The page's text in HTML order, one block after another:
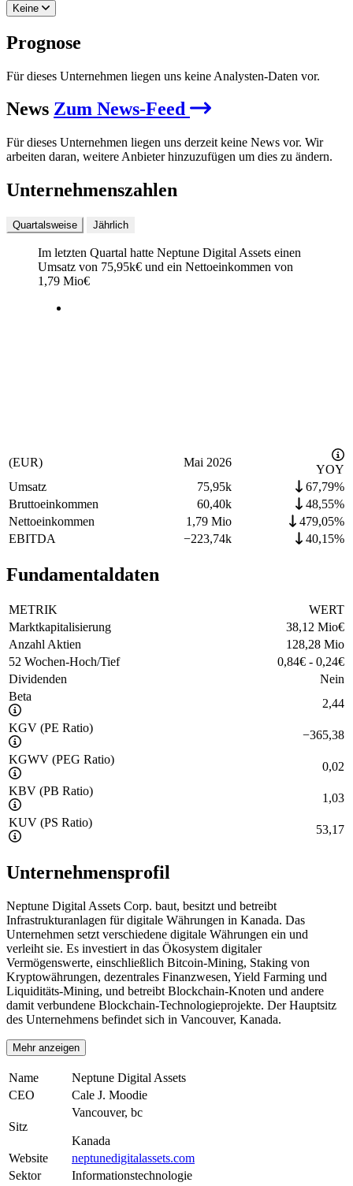
Keine
Prognose
Für dieses Unternehmen liegen uns keine Analysten-Daten vor.
News Zum News-Feed
Für dieses Unternehmen liegen uns derzeit keine News vor. Wir
arbeiten daran, weitere Anbieter hinzuzufügen um dies zu ändern.
Unternehmenszahlen
Quartalsweise Jährlich
Im letzten Quartal hatte Neptune Digital Assets einen
Umsatz von 75,95k€ und ein Nettoeinkommen von
1,79 Mio€
(EUR) Mai 2026
YOY
Umsatz
75,95k
67,79%
Bruttoeinkommen
60,40k
48,55%
Nettoeinkommen
1,79 Mio
479,05%
EBITDA
−223,74k 40,15%
Fundamentaldaten
METRIK
WERT
Marktkapitalisierung
38,12 Mio€
Anzahl Aktien
128,28 Mio
52 Wochen-Hoch/Tief
0,84€ - 0,24€
Dividenden
Nein
Beta
2,44
KGV (PE Ratio)
−365,38
KGWV (PEG Ratio)
0,02
KBV (PB Ratio)
1,03
KUV (PS Ratio)
53,17
Unternehmensprofil
Neptune Digital Assets Corp. baut, besitzt und betreibt
Infrastrukturanlagen für digitale Währungen in Kanada. Das
Unternehmen setzt verschiedene digitale Währungen ein und
verleiht sie. Es investiert in das Ökosystem digitaler
Vermögenswerte, einschließlich Bitcoin-Mining, Staking von
Kryptowährungen, dezentrales Finanzwesen, Yield Farming und
Liquiditäts-Mining, und betreibt Blockchain-Knoten und andere
damit verbundene Blockchain-Technologieprojekte. Der Hauptsitz
des Unternehmens befindet sich in Vancouver, Kanada.
Mehr anzeigen
Name
Neptune Digital Assets
CEO
Cale J. Moodie
Sitz
Vancouver, bc
Kanada
Website
neptunedigitalassets.com
Sektor
Informationstechnologie